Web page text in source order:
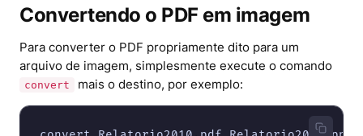
Convertendo o PDF em imagem
Para converter o PDF propriamente dito para um
arquivo de imagem, simplesmente execute o comando
convert mais o destino, por exemplo: